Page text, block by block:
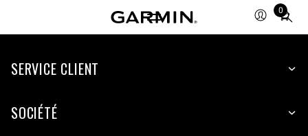
0
Total
items
cart:
SERVICE CLIENT
SOCIÉTÉ